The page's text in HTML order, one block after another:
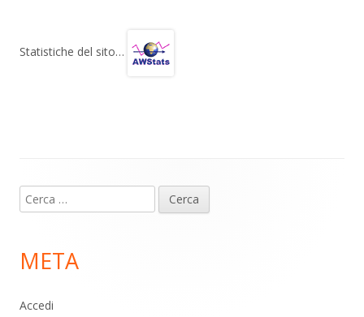
gr s b
Statistiche del sito…
piè
pagina
Ricerca
per:
META
Accedi